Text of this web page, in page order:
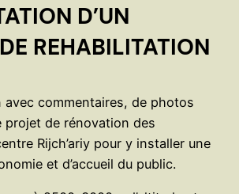
D’UN
DE REHABILITATION
avec commentaires, de photos
projet de rénovation des
Rijch’ariy pour y installer une
et d’accueil du public.